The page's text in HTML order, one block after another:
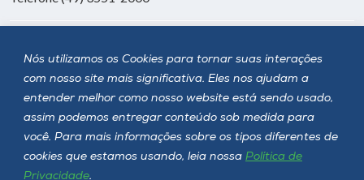
Nós utilizamos os Cookies para tornar suas interações
com nosso site mais significativa. Eles nos ajudam a
entender melhor como nosso website está sendo usado,
assim podemos entregar conteúdo sob medida para
você. Para mais informações sobre os tipos diferentes de
cookies que estamos usando, leia nossa Política de
Privacidade.
Siga a Unoesc